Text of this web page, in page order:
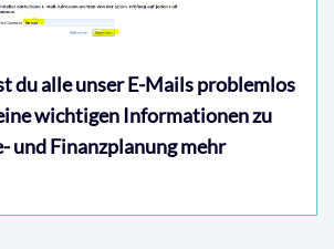
du alle unser E-Mails problemlos
wichtigen Informationen zu
und Finanzplanung mehr